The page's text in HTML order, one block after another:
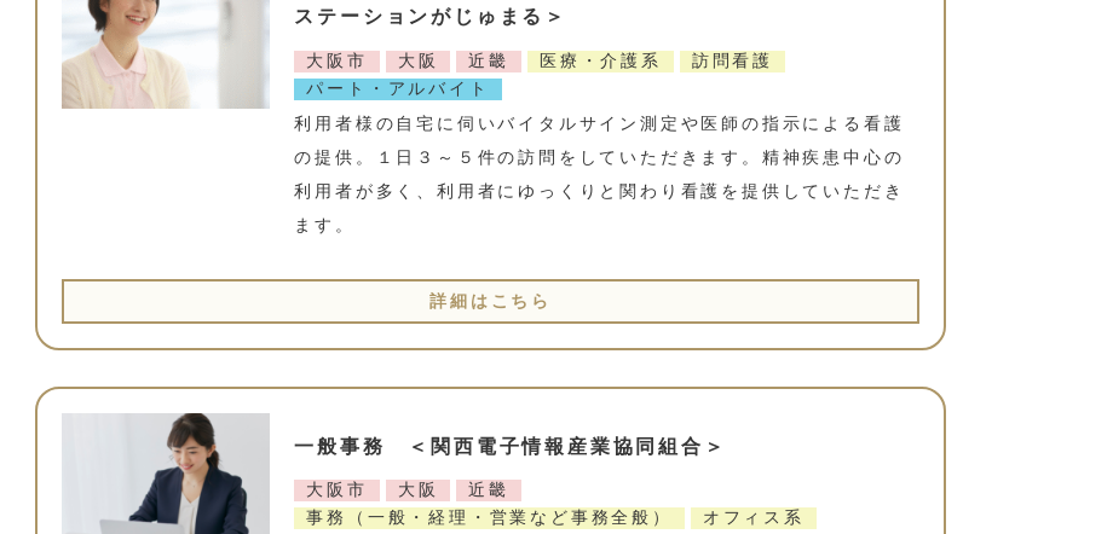
ステーションがじゅまる＞
大阪市 大阪 近畿 医療・介護系
訪問看護
パート・アルバイト
利用者様の自宅に伺いバイタルサイン測定や医師の指示による看護
の提供。１日３～５件の訪問をしていただきます。精神疾患中心の
利用者が多く、利用者にゆっくりと関わり看護を提供していただき
ます。
詳細はこちら
一般事務 ＜関西電子情報産業協同組合＞
大阪市 大阪
近畿
事務（一般・経理・営業など事務全般）
オフィス系